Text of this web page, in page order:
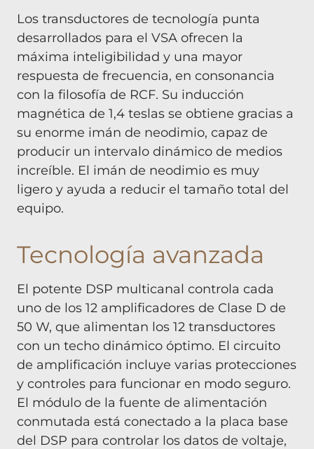
Los transductores de tecnología punta
desarrollados para el VSA ofrecen la
máxima inteligibilidad y una mayor
respuesta de frecuencia, en consonancia
con la filosofía de RCF. Su inducción
magnética de 1,4 teslas se obtiene gracias a
su enorme imán de neodimio, capaz de
producir un intervalo dinámico de medios
increíble. El imán de neodimio es muy
ligero y ayuda a reducir el tamaño total del
equipo.
Tecnología avanzada
El potente DSP multicanal controla cada
uno de los 12 amplificadores de Clase D de
50 W, que alimentan los 12 transductores
con un techo dinámico óptimo. El circuito
de amplificación incluye varias protecciones
y controles para funcionar en modo seguro.
El módulo de la fuente de alimentación
conmutada está conectado a la placa base
del DSP para controlar los datos de voltaje,